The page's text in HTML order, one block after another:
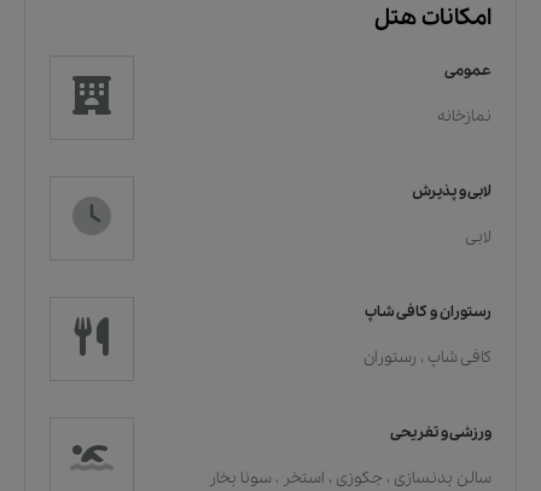
امکانات هتل
عمومی
نمازخانه
لابی و پذیرش
لابی
رستوران و کافی شاپ
کافی شاپ ، رستوران
ورزشی و تفریحی
سالن بدنسازی ، جکوزی ، استخر ، سونا بخار